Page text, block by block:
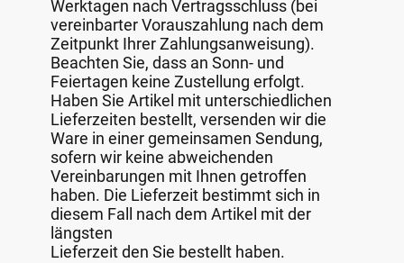
Werktagen nach Vertragsschluss (bei
vereinbarter Vorauszahlung nach dem
Zeitpunkt Ihrer Zahlungsanweisung).
Beachten Sie, dass an Sonn- und
Feiertagen keine Zustellung erfolgt.
Haben Sie Artikel mit unterschiedlichen
Lieferzeiten bestellt, versenden wir die
Ware in einer gemeinsamen Sendung,
sofern wir keine abweichenden
Vereinbarungen mit Ihnen getroffen
haben. Die Lieferzeit bestimmt sich in
diesem Fall nach dem Artikel mit der
längsten
Lieferzeit den Sie bestellt haben.